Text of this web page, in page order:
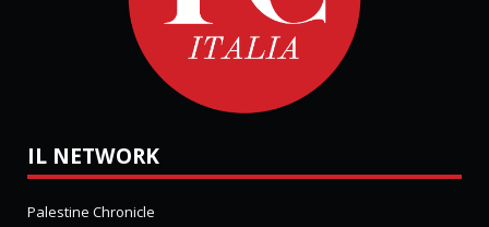
IL NETWORK
Palestine Chronicle